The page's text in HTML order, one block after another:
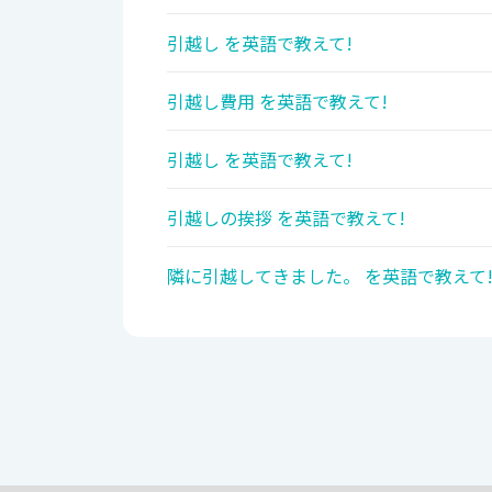
引越し を英語で教えて!
引越し費用 を英語で教えて!
引越し を英語で教えて!
引越しの挨拶 を英語で教えて!
隣に引越してきました。 を英語で教えて!